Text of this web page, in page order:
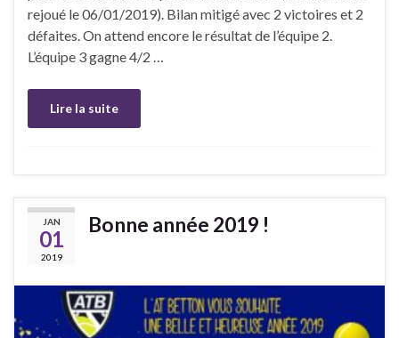
rejoué le 06/01/2019). Bilan mitigé avec 2 victoires et 2
défaites. On attend encore le résultat de l’équipe 2.
L’équipe 3 gagne 4/2 …
Lire la suite
JAN
01
2019
Bonne année 2019 !